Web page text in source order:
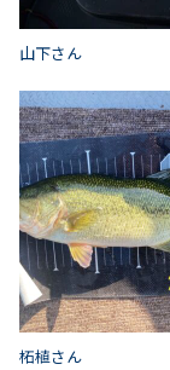
山下さん
柘植さん